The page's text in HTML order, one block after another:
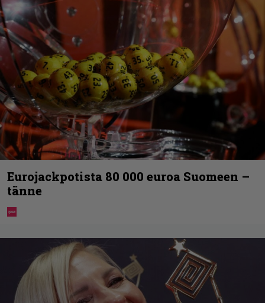
Eurojackpotista 80 000 euroa Suomeen –
tänne